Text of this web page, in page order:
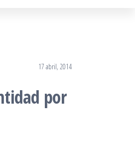
17 abril, 2014
por